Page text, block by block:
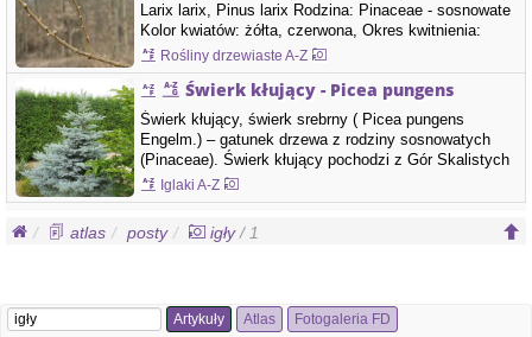
Larix larix, Pinus larix Rodzina: Pinaceae - sosnowate
Kolor kwiatów: żółta, czerwona, Okres kwitnienia:
kwiecień, maj, Rodzaj kwitnienia:, Larix decidua -
modrzew europejski Pokrój: Duże drzewo iglaste o
koronie luźnej, regularnie stożkowatej. Górne gałęzie
są poziome, niższe coraz…
Rośliny drzewiaste A-Z
Świerk kłujący - Picea pungens
Świerk kłujący, świerk srebrny ( Picea pungens
Engelm.) – gatunek drzewa z rodziny sosnowatych
(Pinaceae). Świerk kłujący pochodzi z Gór Skalistych
w zachodniej części Ameryki Północnej. Pokrój Korona
stożkowata, zazwyczaj bardzo gęsta. Starsze drzewa
naturalnym środowisku osiągają wysokość…
Iglaki A-Z
atlas posty igły/ 1
Artykuły Atlas Fotogaleria FD